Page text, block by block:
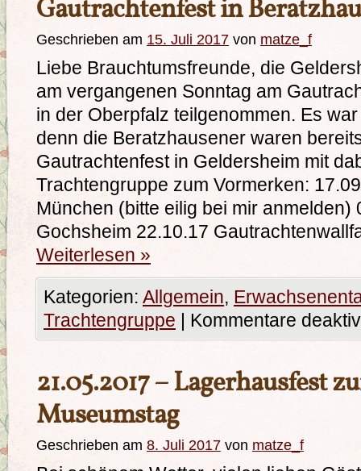
Gautrachtenfest in
Geschrieben am 15. Juli 2017 von matze_f
Liebe Brauchtumsfreunde, die
am vergangenen Sonntag am
in der Oberpfalz teilgenommen. Es
denn die Beratzhausener waren
Gautrachtenfest in Geldersheim mit
Trachtengruppe zum Vormerken:
München (bitte eilig bei mir anmelden)
Gochsheim 22.10.17
Weiterlesen »
Kategorien: Allgemein,
Trachtengruppe | Kommentare
21.05.2017 – Lagerhausfest
Museumstag
Geschrieben am 8. Juli 2017 von matze_f